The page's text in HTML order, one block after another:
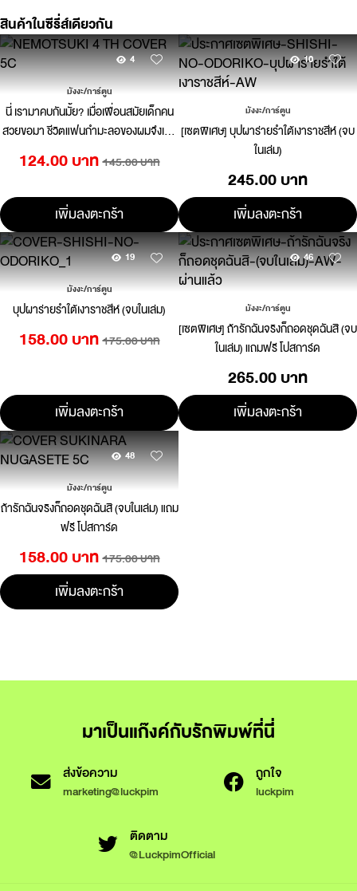
สินค้าในซีรี่ส์เดียวกัน
4
มังงะ/การ์ตูน
นี่ เรามาคบกันมั้ย? เมื่อเพื่อนสมัยเด็กคน
สวยขอมา ชีวิตแฟนกำมะลอของผมจึงเริ่ม
124.00 บาท 145.00 บาท
เพิ่มลงตะกร้า
10
มังงะ/การ์ตูน
[เซตพิเศษ] บุปผาร่ายรำใต้เงาราชสีห์ (จบ
ในเล่ม)
245.00 บาท
เพิ่มลงตะกร้า
19
มังงะ/การ์ตูน
บุปผาร่ายรำใต้เงาราชสีห์ (จบในเล่ม)
158.00 บาท 175.00 บาท
เพิ่มลงตะกร้า
46
มังงะ/การ์ตูน
[เซตพิเศษ] ถ้ารักฉันจริงก็ถอดชุดฉันสิ (จบ
ในเล่ม) แถมฟรี โปสการ์ด
265.00 บาท
เพิ่มลงตะกร้า
48
มังงะ/การ์ตูน
ถ้ารักฉันจริงก็ถอดชุดฉันสิ (จบในเล่ม) แถม
ฟรี โปสการ์ด
158.00 บาท 175.00 บาท
เพิ่มลงตะกร้า
มาเป็นแก๊งค์กับรักพิมพ์ที่นี่
ส่งข้อความ
marketing@luckpim
ถูกใจ
luckpim
ติดตาม
@LuckpimOfficial